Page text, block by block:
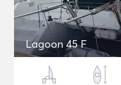
Lagoon 45 F